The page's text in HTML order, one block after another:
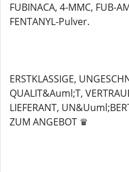
FUBINACA, 4-MMC, FUB-
FENTANYL-Pulver.
ERSTKLASSIGE,
QUALIT&Auml;T,
LIEFERANT,
ZUM ANGEBOT ♛